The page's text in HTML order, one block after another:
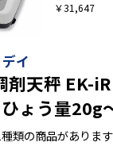
イ
剤天秤 EK-
ょう量20g
類の商品があります
￥31,647